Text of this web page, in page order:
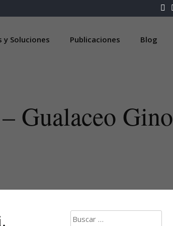
y Soluciones Publicaciones Blog
Gualaceo Gino
Buscar: